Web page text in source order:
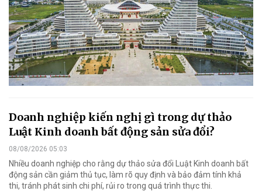
Doanh nghiệp kiến nghị gì trong dự thảo
Luật Kinh doanh bất động sản sửa đổi?
08/08/2026 05:03
Nhiều doanh nghiệp cho rằng dự thảo sửa đổi Luật Kinh doanh bất
động sản cần giảm thủ tục, làm rõ quy định và bảo đảm tính khả
thi, tránh phát sinh chi phí, rủi ro trong quá trình thực thi.